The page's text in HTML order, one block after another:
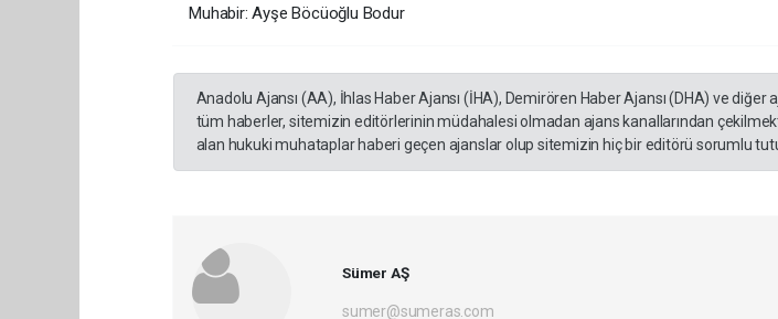
Muhabir: Ayşe Böcüoğlu Bodur
Anadolu Ajansı (AA), İhlas Haber Ajansı (İHA), Demirören Haber Ajansı (DHA) ve diğer
tüm haberler, sitemizin editörlerinin müdahalesi olmadan ajans kanallarından
alan hukuki muhataplar haberi geçen ajanslar olup sitemizin hiç bir editörü sorumlu
Sümer AŞ
sumer@sumeras.com